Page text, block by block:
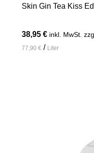
Skin Gin Tea Kiss
38,95 € inkl. MwSt.
77,90 €/ Liter